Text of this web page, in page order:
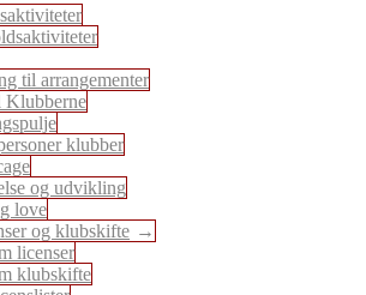
til arrangementer
klubber
og udvikling
love
og klubskifte
licenser
klubskifte